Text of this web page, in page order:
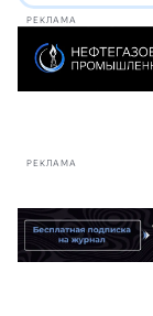
РЕКЛАМА
РЕКЛАМА